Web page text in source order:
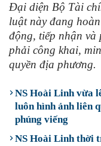
Đại diện Bộ Tài
luật này đang
động, tiếp nhận và
phải công khai,
quyền địa phương.
NS Hoài Linh vừa
luôn hình ảnh liên
phúng viếng
NS Hoài Linh thời